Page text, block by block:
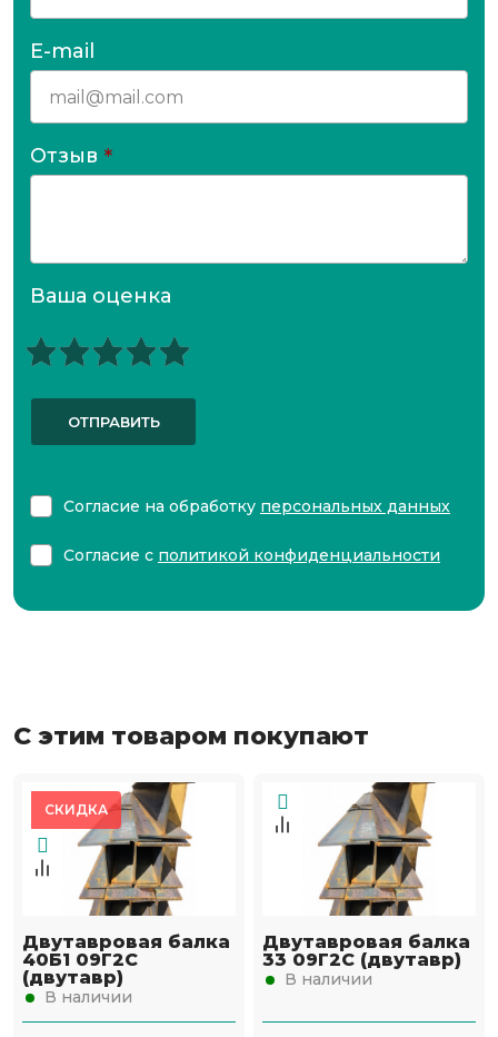
E-mail
Отзыв *
Ваша оценка
ОТПРАВИТЬ
Согласие на обработку персональных данных
Согласие с политикой конфиденциальности
С этим товаром покупают
СКИДКА
Двутавровая балка
40Б1 09Г2С
(двутавр)
В наличии
Двутавровая балка
33 09Г2С (двутавр)
В наличии